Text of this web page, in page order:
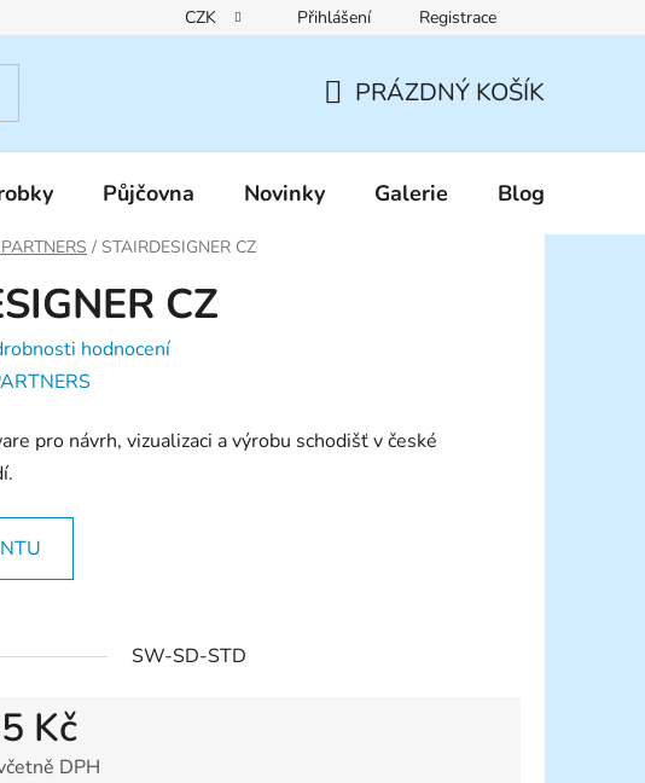
Reklamační řád Pravidla zákaznických slev
CZK Přihlášení Registrace
KOŠÍK
PRÁZDNÝ KOŠÍK
Půjčovna Novinky Galerie Blog
/ STAIRDESIGNER CZ
CZ
hodnocení
pro návrh, vizualizaci a výrobu schodišť v české
SW-SD-STD
Kč
DPH